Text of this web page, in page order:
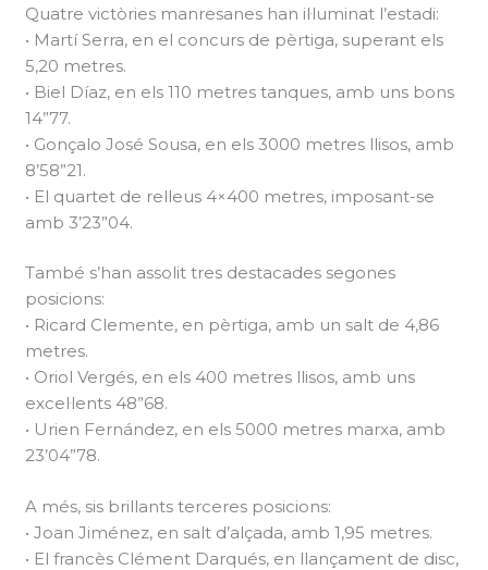
Quatre victòries manresanes han il·luminat l’estadi:
• Martí Serra, en el concurs de pèrtiga, superant els
5,20 metres.
• Biel Díaz, en els 110 metres tanques, amb uns bons
14”77.
• Gonçalo José Sousa, en els 3000 metres llisos, amb
8’58”21.
• El quartet de relleus 4×400 metres, imposant-se
amb 3’23”04.
També s’han assolit tres destacades segones
posicions:
• Ricard Clemente, en pèrtiga, amb un salt de 4,86
metres.
• Oriol Vergés, en els 400 metres llisos, amb uns
excel·lents 48”68.
• Urien Fernández, en els 5000 metres marxa, amb
23’04”78.
A més, sis brillants terceres posicions:
• Joan Jiménez, en salt d’alçada, amb 1,95 metres.
• El francès Clément Darqués, en llançament de disc,